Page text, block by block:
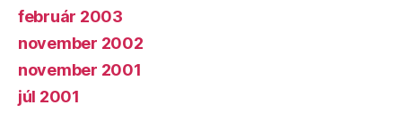
február 2003
november 2002
november 2001
júl 2001